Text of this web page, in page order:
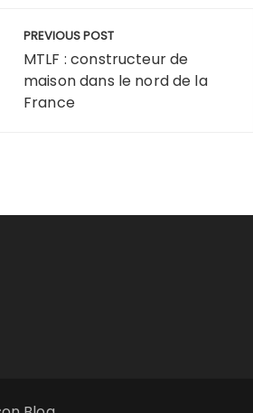
PREVIOUS POST
MTLF : constructeur de
maison dans le nord de la
France